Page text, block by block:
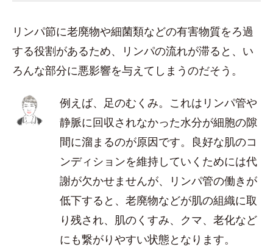
リンパ節に老廃物や細菌類などの有害物質をろ過
する役割があるため、リンパの流れが滞ると、い
ろんな部分に悪影響を与えてしまうのだそう。
例えば、足のむくみ。これはリンパ管や
静脈に回収されなかった水分が細胞の隙
間に溜まるのが原因です。良好な肌のコ
ンディションを維持していくためには代
謝が欠かせませんが、リンパ管の働きが
低下すると、老廃物などが肌の組織に取
り残され、肌のくすみ、クマ、老化など
にも繋がりやすい状態となります。